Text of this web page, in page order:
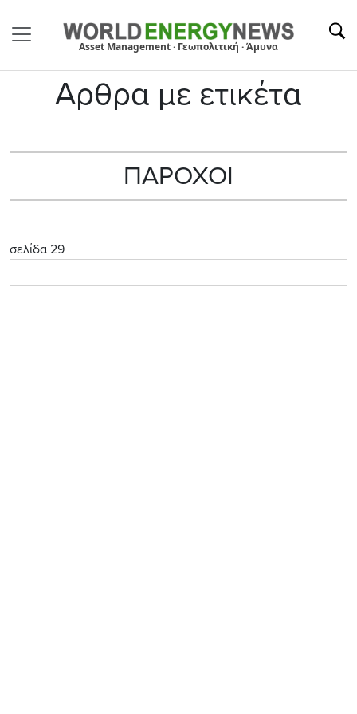
Asset Management · Γεωπολιτική · Άμυνα
Αρθρα με ετικέτα
ΠΑΡΟΧΟΙ
σελίδα 29